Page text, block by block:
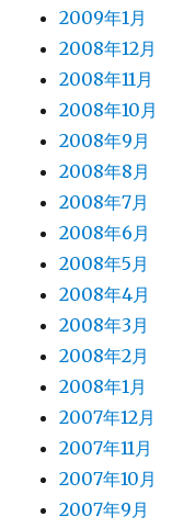
2009年1月
2008年12月
2008年11月
2008年10月
2008年9月
2008年8月
2008年7月
2008年6月
2008年5月
2008年4月
2008年3月
2008年2月
2008年1月
2007年12月
2007年11月
2007年10月
2007年9月